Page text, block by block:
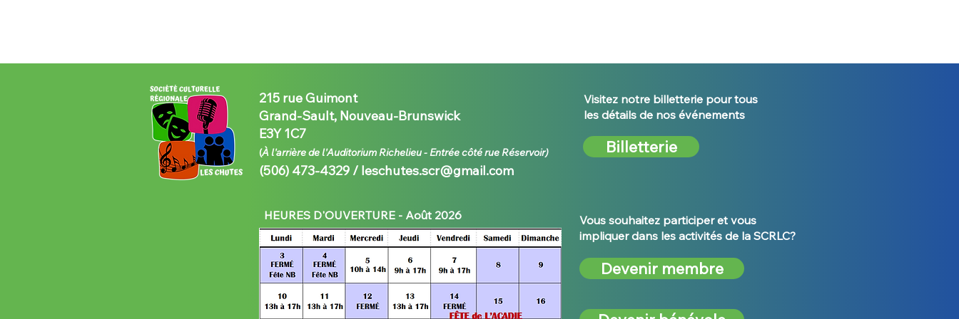
215 rue Guimont
Grand-Sault, Nouveau-Brunswick
E3Y 1C7
(À l'arrière de l'Auditorium Richelieu - Entrée côté rue Réservoir)
(506) 473-4329 / leschutes.scr@gmail.com
HEURES D'OUVERTURE - Août 2026
Visitez notre billetterie pour tous
les détails de nos événements
Billetterie
Vous souhaitez participer et vous
impliquer dans les activités de la SCRLC?
Devenir membre